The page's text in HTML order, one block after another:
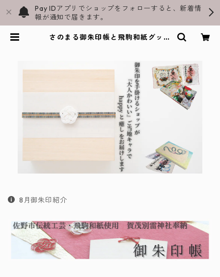
Pay IDアプリでショップをフォローすると、新着情
報が通知で届きます。
さのまる御朱印帳と飛駒和紙グッズ
8月御朱印紹介